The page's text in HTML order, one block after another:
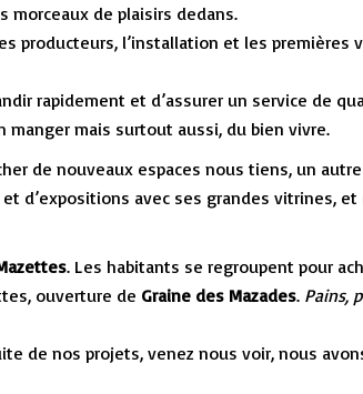
morceaux de plaisirs dedans.
producteurs, l’installation et les premières
rapidement et d’assurer un service de
mais surtout aussi, du bien vivre.
de nouveaux espaces nous tiens, un
d’expositions avec ses grandes vitrines,
. Les habitants se regroupent pour
ouverture de Graine des Mazades. Pains,
de nos projets, venez nous voir, nous